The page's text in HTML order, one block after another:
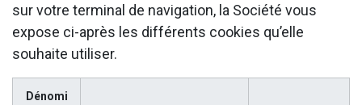
sur votre terminal de navigation, la Société vous
expose ci-après les différents cookies qu’elle
souhaite utiliser.
Dénomi